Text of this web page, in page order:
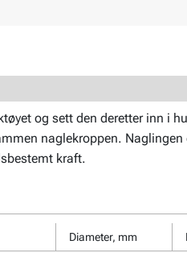
og sett den deretter inn i
naglekroppen.
kraft.
Diameter, mm